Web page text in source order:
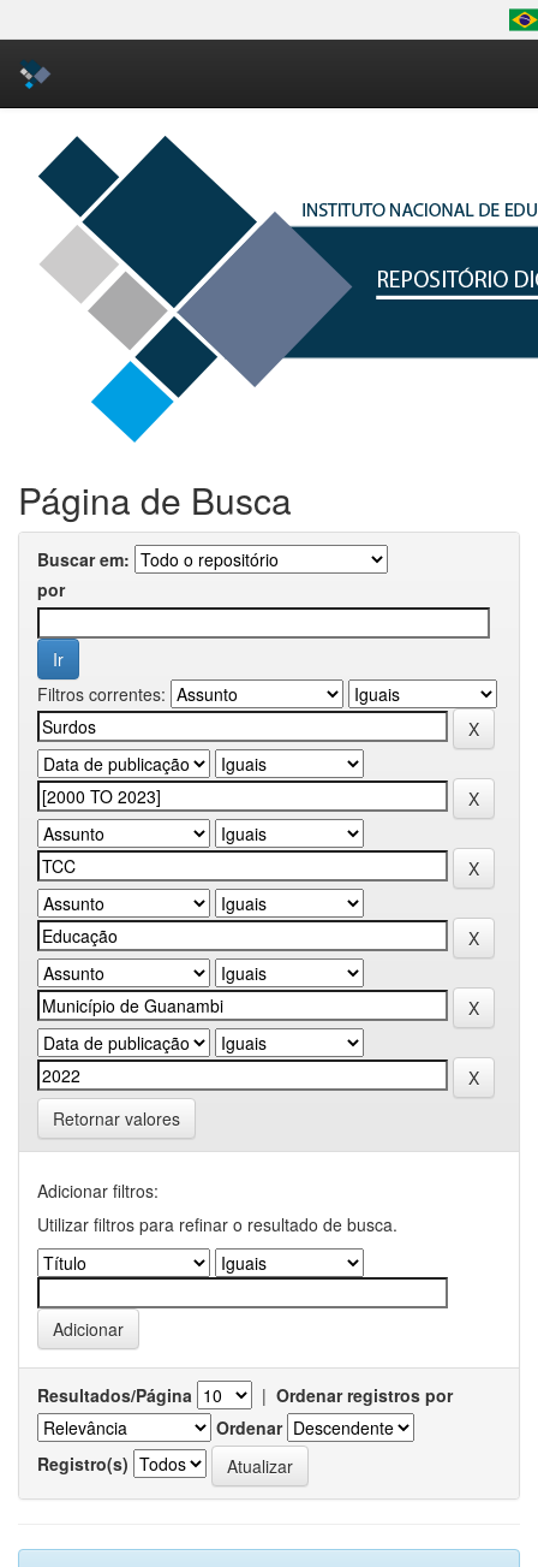
Skip
navigation
Página de Busca
Buscar em:
por
Filtros correntes:
Retornar valores
Adicionar filtros:
Utilizar filtros para refinar o resultado de busca.
Resultados/Página | Ordenar registros por
Ordenar
Registro(s)